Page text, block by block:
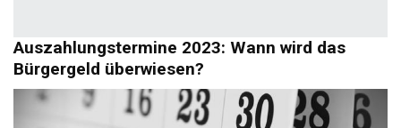
Auszahlungstermine 2023: Wann wird das
Bürgergeld überwiesen?